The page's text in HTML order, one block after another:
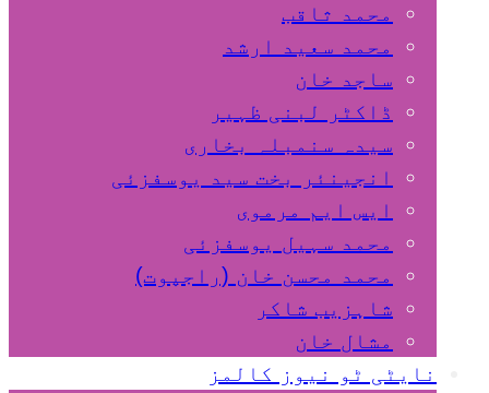
محمد ثاقب
محمد سعید ارشد
ساجد خان
ڈاکٹر لبنی ظہیر
سیدہ سنمبلہ بخاری
انجینئر بخت سید یوسفزئی
ایس ایم مرموی
محمد سہیل یوسفزئی
محمد محسن خان (راجپوت)
شاہزیب شاکر
مشال خان
نایٹی ٹو نیوز کالمز